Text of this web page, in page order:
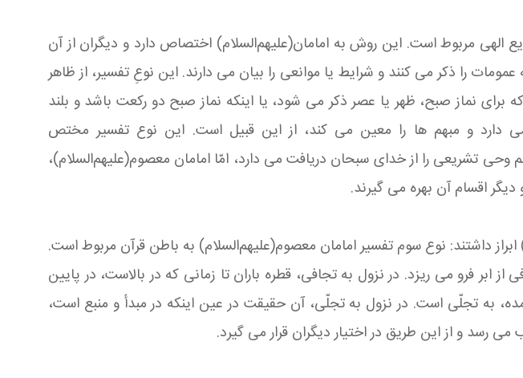
الهی مربوط است. این روش به امامان(علیهم‌السلام) اختصاص دارد و دیگران از آن
را ذكر می‏ كنند و شرایط یا موانعی را بیان می‏ دارند. این نوعِ تفسیر، از ظاهر
نماز صبح، ظهر یا عصر ذكر می‏ شود، یا اینكه نماز صبح دو ركعت باشد و بلند
دارد و مبهم ها را معین می‏ كند، از این قبیل است. این نوع تفسیر مختص
وحی تشریعی را از خدای سبحان دریافت می‏ دارد، امّا امامان معصوم(علیهم‌السلام)،
اقسام آن بهره می‏ گیرند.
داشتند: نوع سوم تفسیر امامان معصوم(علیهم‌السلام) به باطن قرآن مربوط است.
ابر فرو می‏ ریزد. در نزول به تجافی، قطره باران تا زمانی كه در بالاست، در پایین
به تجلّی است. در نزول به تجلّی، آن حقیقت در عین اینكه در مبدأ و منبع است،
رسد و از این طریق در اختیار دیگران قرار می‏ گیرد.